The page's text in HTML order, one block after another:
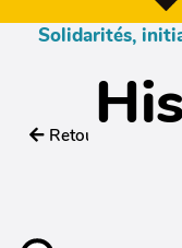
Solidarités,
Retour